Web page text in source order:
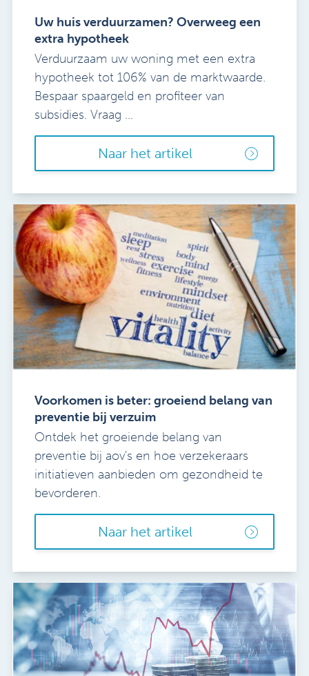
Uw huis verduurzamen? Overweeg een
extra hypotheek
Verduurzaam uw woning met een extra
hypotheek tot 106% van de marktwaarde.
Bespaar spaargeld en profiteer van
subsidies. Vraag ...
Naar het artikel
Voorkomen is beter: groeiend belang van
preventie bij verzuim
Ontdek het groeiende belang van
preventie bij aov's en hoe verzekeraars
initiatieven aanbieden om gezondheid te
bevorderen.
Naar het artikel